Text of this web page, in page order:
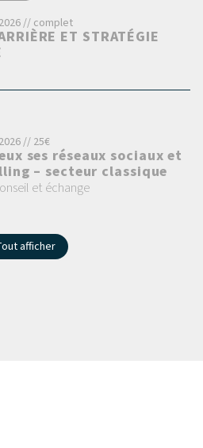
// complet
ET STRATÉGIE
// 25€
ses réseaux sociaux et
– secteur classique
et échange
afficher